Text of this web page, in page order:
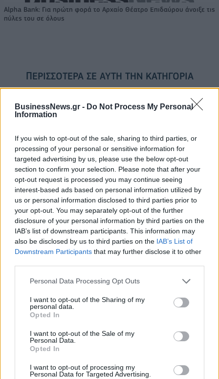
BusinessNews.gr - Do Not Process My Personal
Information
If you wish to opt-out of the sale, sharing to third parties, or
processing of your personal or sensitive information for
targeted advertising by us, please use the below opt-out
section to confirm your selection. Please note that after your
opt-out request is processed you may continue seeing
interest-based ads based on personal information utilized by
us or personal information disclosed to third parties prior to
your opt-out. You may separately opt-out of the further
disclosure of your personal information by third parties on the
IAB’s list of downstream participants. This information may
also be disclosed by us to third parties on the IAB’s List of
Downstream Participants that may further disclose it to other
Personal Data Processing Opt Outs
I want to opt-out of the Sharing of my
personal data.
Opted In
I want to opt-out of the Sale of my
Personal Data.
Opted In
I want to opt-out of processing my
Personal Data for Targeted Advertising.
Alpha Bank: Για πρώτη φορά το Αρχαίο Θέατρο Επιδαύρου άνοιξε τις
πύλες του σε όλους
ΠΕΡΙΣΣΌΤΕΡΑ ΣΕ ΑΥΤΉ ΤΗΝ ΚΑΤΗΓΟΡΊΑ
Νέα Διεύθυνση Corporate
Affairs and
Communications στην
Barking Well Media
12/04/2021 - 16:38
Η Αλεσάντρα Γκαλόνι
γίνεται η πρώτη γυναίκα
διευθύντρια του Reuters
13/04/2021 - 13:19
ΡΟΗ ΕΙΔΗΣΕΩΝ